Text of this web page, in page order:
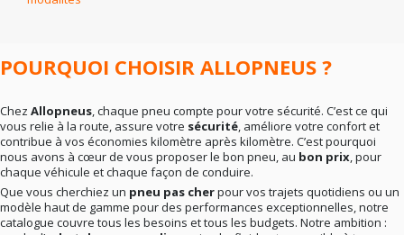
En résumé
POURQUOI CHOISIR ALLOPNEUS ?
Chez Allopneus, chaque pneu compte pour votre sécurité. C’est ce qui
vous relie à la route, assure votre sécurité, améliore votre confort et
contribue à vos économies kilomètre après kilomètre. C’est pourquoi
nous avons à cœur de vous proposer le bon pneu, au bon prix, pour
chaque véhicule et chaque façon de conduire.
Que vous cherchiez un pneu pas cherpour vos trajets quotidiens ou un
modèle haut de gamme pour des performances exceptionnelles, notre
catalogue couvre tous les besoins et tous les budgets. Notre ambition :